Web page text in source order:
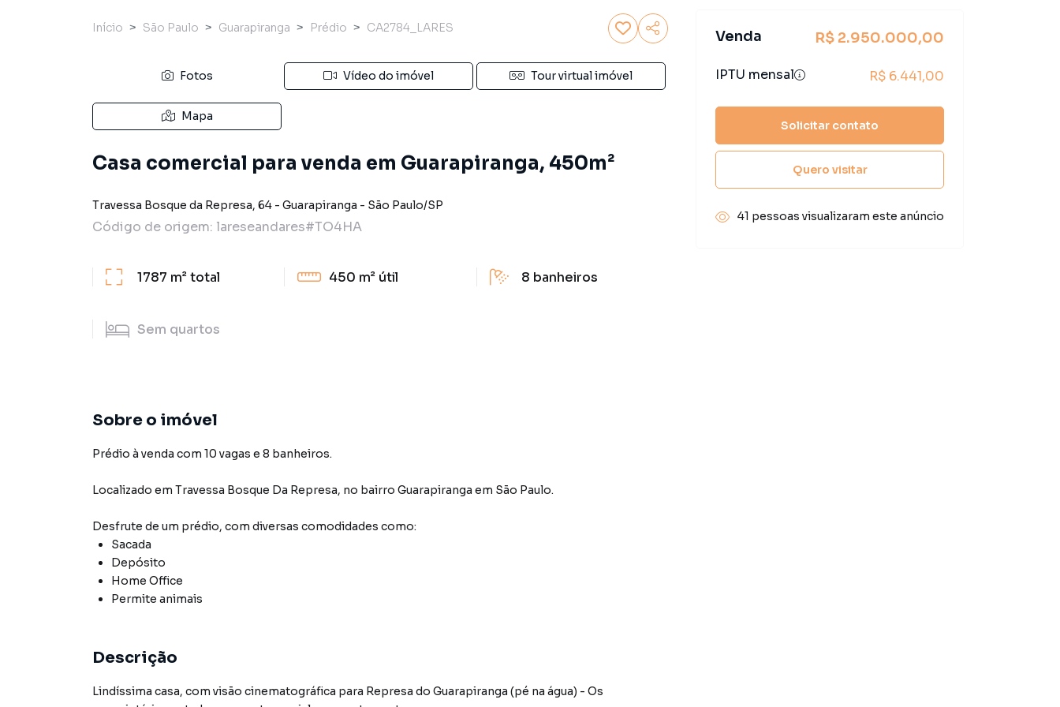
Início São Paulo Guarapiranga Prédio CA2784_LARES
Fotos Vídeo do imóvel Tour virtual imóvel
Mapa
Casa comercial para venda em Guarapiranga, 450m²
Travessa Bosque da Represa, 64 - Guarapiranga - São Paulo/SP
Código de origem: lareseandares#TO4HA
1787 m²total 450 m² útil 8 banheiros
Sem quartos
Sobre o imóvel
Prédio à venda com 10 vagas e 8 banheiros.
Localizado em Travessa Bosque Da Represa, no bairro Guarapiranga em São Paulo.
Desfrute de um prédio, com diversas comodidades como:
Sacada
Depósito
Home Office
Permite animais
Descrição
Lindíssima casa, com visão cinematográfica para Represa do Guarapiranga (pé na água) - Os
Venda R$ 2.950.000,00
IPTU mensal R$ 6.441,00
Solicitar contato
Quero visitar
41 pessoas visualizaram este anúncio